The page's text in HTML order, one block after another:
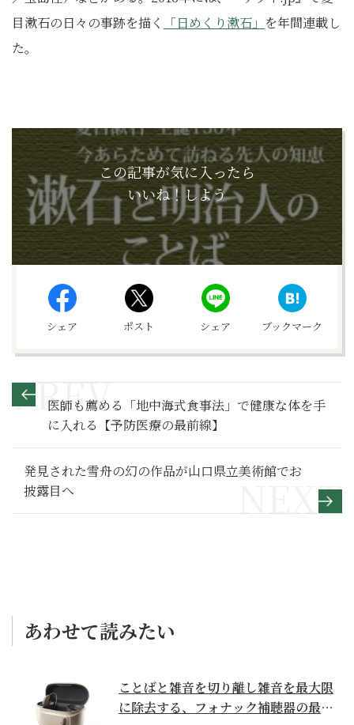
目漱石の日々の事跡を描く
「日めくり漱石」 を年間連載し
た。
この記事が気に入ったら
いいね！しよう
シェア ポスト シェア ブックマーク
医師も薦める「地中海式食事法」で健康な体を手
に入れる【予防医療の最前線】
発見された雪舟の幻の作品が山口県立美術館でお
披露目へ
あわせて読みたい
ことばと雑音を切り離し雑音を最大限
に除去する、フォナック補聴器の最上